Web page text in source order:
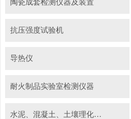
陶瓷成套检测仪器及装置
抗压强度试验机
导热仪
耐火制品实验室检测仪器
水泥、混凝土、土壤理化检测仪器及装置